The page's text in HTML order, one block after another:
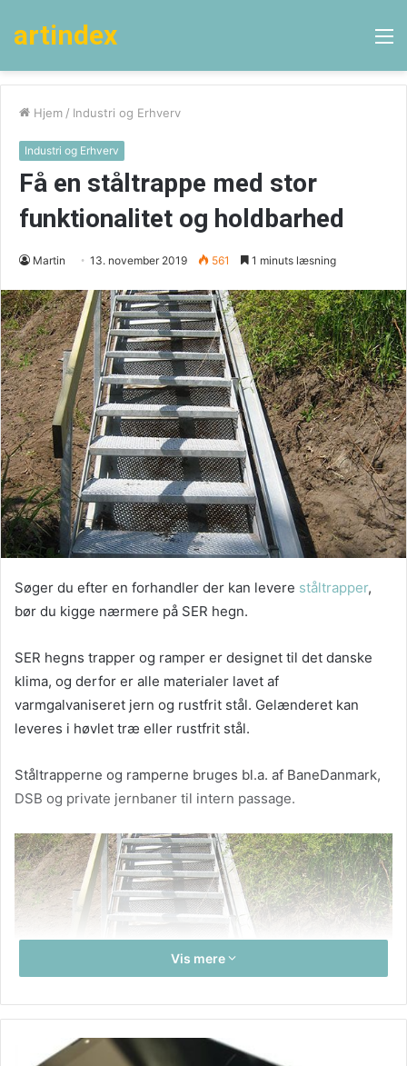
artindex
Hjem / Industri og Erhverv
Industri og Erhverv
Få en ståltrappe med stor
funktionalitet og holdbarhed
Martin 13. november 2019 561 1 minuts læsning
Søger du efter en forhandler der kan levere ståltrapper,
bør du kigge nærmere på SER hegn.
SER hegns trapper og ramper er designet til det danske
klima, og derfor er alle materialer lavet af
varmgalvaniseret jern og rustfrit stål. Gelænderet kan
leveres i høvlet træ eller rustfrit stål.
Ståltrapperne og ramperne bruges bl.a. af BaneDanmark,
DSB og private jernbaner til intern passage.
Vis mere